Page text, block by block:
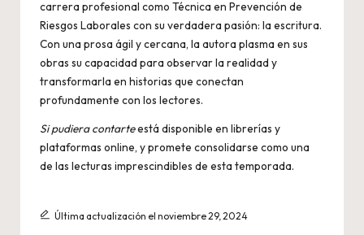
carrera profesional como Técnica en Prevención de
Riesgos Laborales con su verdadera pasión: la escritura.
Con una prosa ágil y cercana, la autora plasma en sus
obras su capacidad para observar la realidad y
transformarla en historias que conectan
profundamente con los lectores.
Si pudiera contarteestá disponible en librerías y
plataformas online, y promete consolidarse como una
de las lecturas imprescindibles de esta temporada.
Última actualización el noviembre 29, 2024